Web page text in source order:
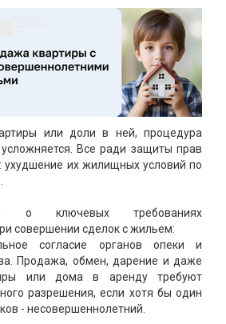
или доли в ней, процедура
Все ради защиты прав
ухудшение их жилищных условий по
о ключевых требованиях
совершении сделок с жильем:
согласие органов опеки и
Продажа, обмен, дарение и даже
или дома в аренду требуют
разрешения, если хотя бы один
- несовершеннолетний.